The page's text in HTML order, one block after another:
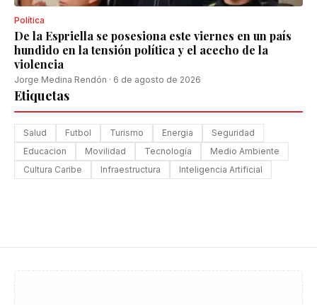
Política
De la Espriella se posesiona este viernes en un país
hundido en la tensión política y el acecho de la
violencia
Jorge Medina Rendón · 6 de agosto de 2026
Etiquetas
Salud Futbol Turismo Energia
Seguridad
Educacion
Movilidad Tecnología
Medio Ambiente
Cultura Caribe
Infraestructura Inteligencia Artificial